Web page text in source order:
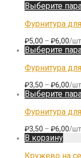
Выберите
Фурнитура
₽5,00 – ₽6,00
–
/шт.
Выберите
Фурнитура
₽3,50 – ₽6,00
–
/шт.
Выберите
Фурнитура
₽3,50 – ₽6,00
–
/шт.
В корзину
Кружево на